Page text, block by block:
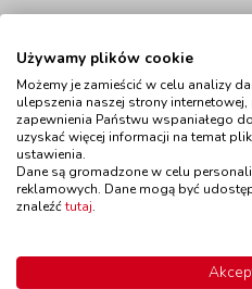
Polecamy
Używamy plików cookie
Możemy je zamieścić w celu analizy
ulepszenia naszej strony
zapewnienia Państwu wspaniałego
uzyskać więcej informacji na temat
ustawienia.
Dane są gromadzone w celu
reklamowych. Dane mogą być
znaleźćtutaj.